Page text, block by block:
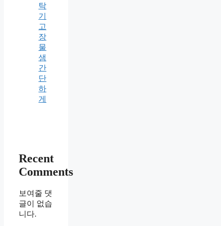
탁
기
고
장
물
샘
간
단
하
게
Recent
Comments
보여줄 댓
글이 없습
니다.